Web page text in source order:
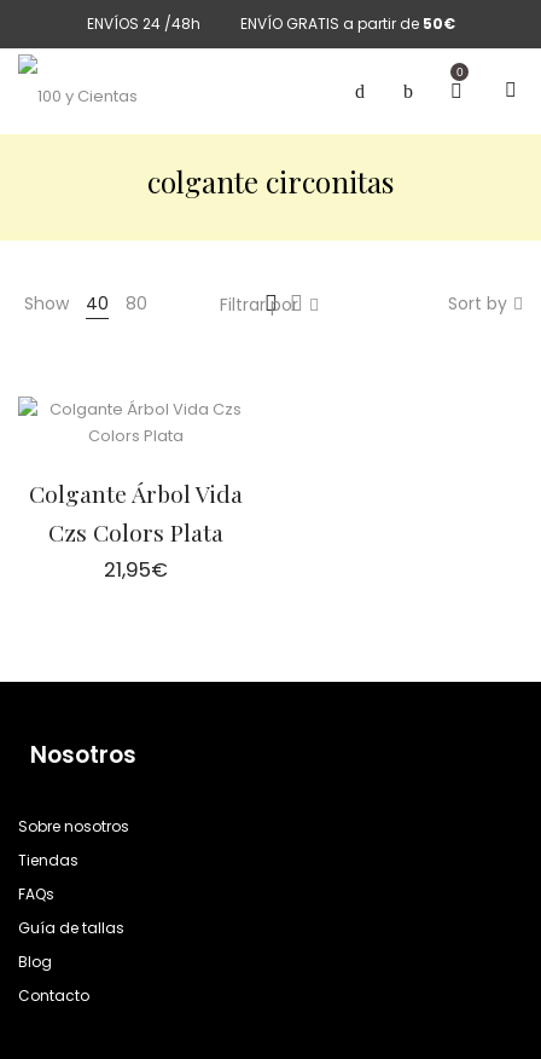
ENVÍOS 24 /48h ENVÍO GRATIS a partir de 50€
0
colgante circonitas
Show 40 80 Sort by
Filtrar por
Colgante Árbol Vida
Czs Colors Plata
21,95€
Nosotros
Sobre nosotros
Tiendas
FAQs
Guía de tallas
Blog
Contacto